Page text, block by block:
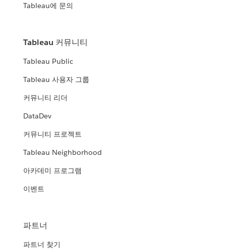
Tableau에 문의
Tableau 커뮤니티
Tableau Public
Tableau 사용자 그룹
커뮤니티 리더
DataDev
커뮤니티 프로젝트
Tableau Neighborhood
아카데미 프로그램
이벤트
파트너
파트너 찾기